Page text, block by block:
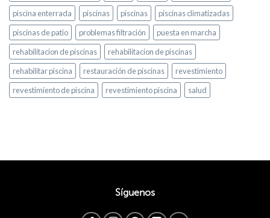
piscina enterrada
piscinas piscinas
piscinas climatizadas
piscinas de patio
problemas filtración
puesta en marcha
rehabilitacion de piscinas
rehabilitacion de piscinas
rehabilitar piscina
restauración de piscinas
revestimiento
revestimiento de piscina
revestimiento piscina salud
Síguenos